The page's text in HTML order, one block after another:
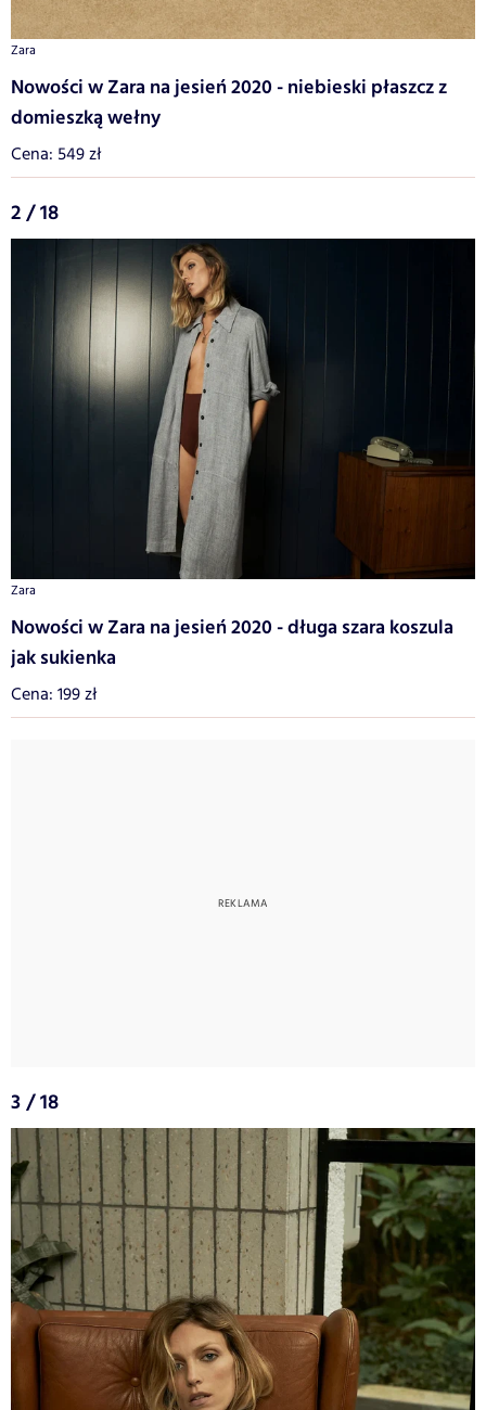
Zara
Nowości w Zara na jesień 2020 - niebieski płaszcz z
domieszką wełny
Cena: 549 zł
2 / 18
Zara
Nowości w Zara na jesień 2020 - długa szara koszula
jak sukienka
Cena: 199 zł
3 / 18